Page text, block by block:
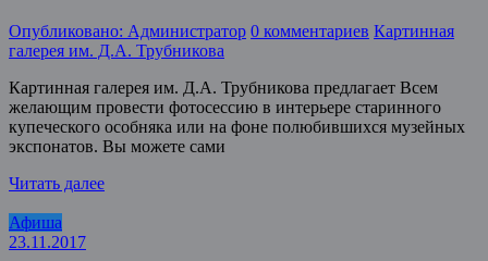
Опубликовано: Администратор 0 комментариев Картинная
галерея им. Д.А. Трубникова
Картинная галерея им. Д.А. Трубникова предлагает Всем
желающим провести фотосессию в интерьере старинного
купеческого особняка или на фоне полюбившихся музейных
экспонатов. Вы можете сами
Читать далее
Афиша
23.11.2017